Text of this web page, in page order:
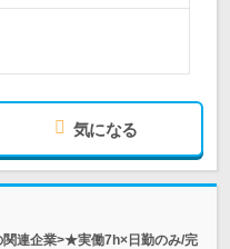
気になる
連企業>★実働7h×日勤のみ/完